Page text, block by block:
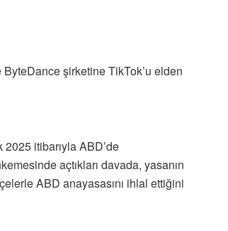
şirketine TikTok’u elden
itibarıyla ABD’de
açtıkları davada, yasanın
ABD anayasasını ihlal ettiğini